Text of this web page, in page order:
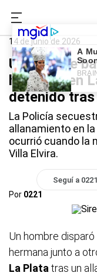
0221.com.ar
14 de junio de 2026
Un hombre
hermana en
detenido
La Policía
allanamiento en
ocurrió cuando la
Villa Elvira.
Seguí a
Por 0221
Un hombre
hermana junto a
La Plata tras un